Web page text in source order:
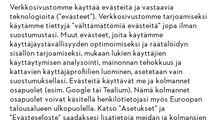
Yritys
STIHL FAQ
Verkkosivustomme käyttää evästeitä ja vastaavia
teknologioita ("evästeet"). Verkkosivustomme tarjoamiseksi
käytämme tiettyjä "välttämättömiä evästeitä" jopa ilman
suostumustasi. Muut evästeet, joita käytämme
käyttäjäystävällisyyden optimoimiseksi ja räätälöidyn
sisällön tarjoamiseksi, mukaan lukien käyttäjien
käyttäytymisen analysointi, mainonnan tehokkuus ja
kattavien käyttäjäprofiilien luominen, asetetaan vain
suostumuksellasi. Evästeitä käyttävät me ja kolmannet
osapuolet (esim. Google tai Tealium). Nämä kolmannet
osapuolet voivat käsitellä henkilötietojasi myös Euroopan
talousalueen ulkopuolella. Katso "Asetukset" ja